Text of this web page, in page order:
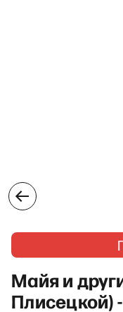
Майя и
Плисецкой)